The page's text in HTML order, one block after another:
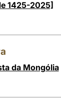
1425-2025]
da Mongólia